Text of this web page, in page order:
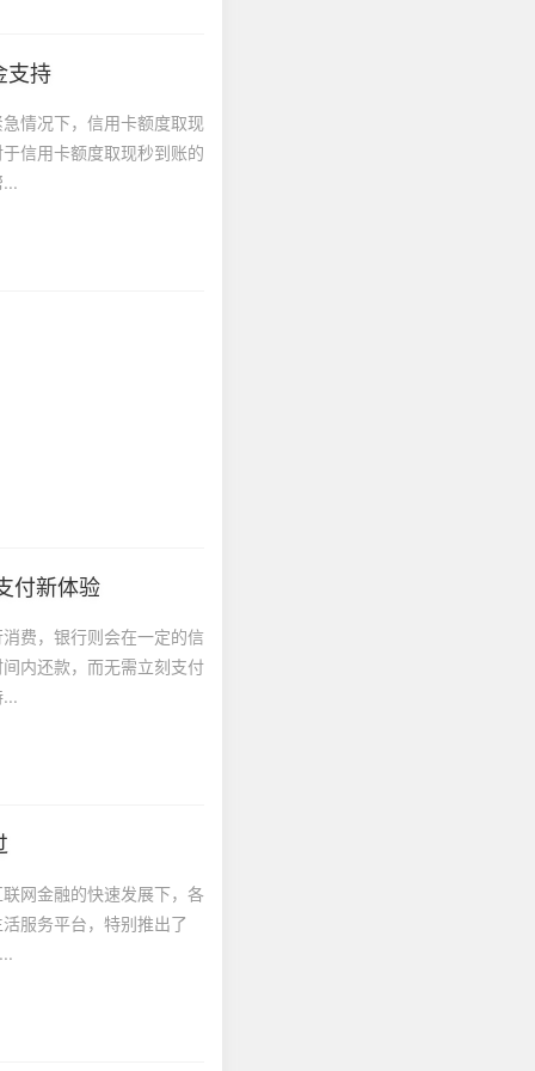
支持
情况下，信用卡额度取现
信用卡额度取现秒到账的
付新体验
费，银行则会在一定的信
内还款，而无需立刻支付
网金融的快速发展下，各
服务平台，特别推出了